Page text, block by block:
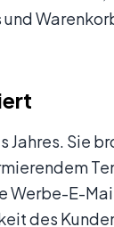
Jahres. Sie
Werbe-E-
des